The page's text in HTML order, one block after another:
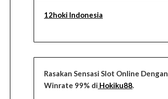
12hoki Indonesia
Rasakan Sensasi Slot Online Dengan
Winrate 99% di Hokiku88.